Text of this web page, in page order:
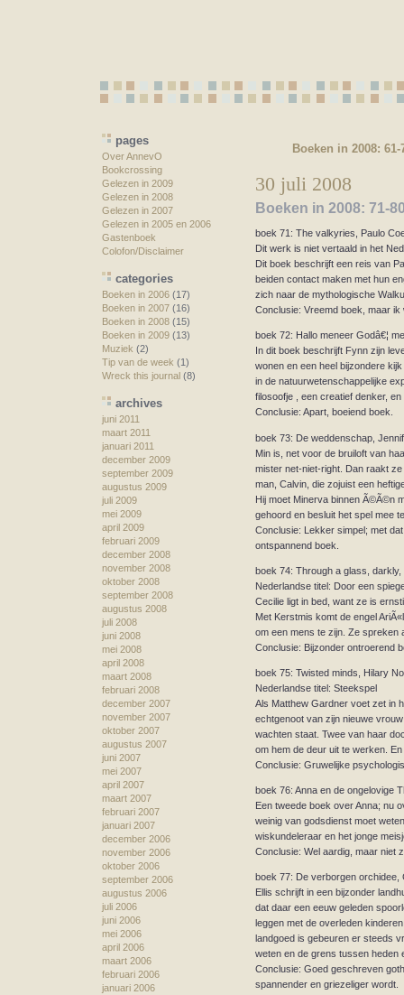
pages
Over AnnevO
Bookcrossing
Gelezen in 2009
Gelezen in 2008
Gelezen in 2007
Gelezen in 2005 en 2006
Gastenboek
Colofon/Disclaimer
categories
Boeken in 2006(17)
Boeken in 2007(16)
Boeken in 2008(15)
Boeken in 2009(13)
Muziek (2)
Tip van de week (1)
Wreck this journal (8)
archives
juni 2011
maart 2011
januari 2011
december 2009
september 2009
augustus 2009
juli 2009
mei 2009
april 2009
februari 2009
december 2008
november 2008
oktober 2008
september 2008
augustus 2008
juli 2008
juni 2008
mei 2008
april 2008
maart 2008
februari 2008
december 2007
november 2007
oktober 2007
augustus 2007
juni 2007
mei 2007
april 2007
maart 2007
februari 2007
januari 2007
december 2006
november 2006
oktober 2006
september 2006
augustus 2006
juli 2006
juni 2006
mei 2006
april 2006
maart 2006
februari 2006
januari 2006
Boeken in 2008: 61-
30 juli 2008
Boeken in 2008: 71-
boek 71: The valkyries, Paulo
Dit werk is niet vertaald in het
Dit boek beschrijft een reis van
beiden contact maken met hun
zich naar de mythologische
Conclusie: Vreemd boek, maar
boek 72: Hallo meneer Godâ€¦
In dit boek beschrijft Fynn zijn
wonen en een heel bijzondere
in de natuurwetenschappelijke
filosoofje , een creatief denker,
Conclusie: Apart, boeiend boek.
boek 73: De weddenschap,
Min is, net voor de bruiloft van
mister net-niet-right. Dan raakt
man, Calvin, die zojuist een
Hij moet Minerva binnen Ã©Ã©n
gehoord en besluit het spel mee
Conclusie: Lekker simpel; met
ontspannend boek.
boek 74: Through a glass,
Nederlandse titel: Door een
Cecilie ligt in bed, want ze is
Met Kerstmis komt de engel
om een mens te zijn. Ze spreken
Conclusie: Bijzonder ontroerend
boek 75: Twisted minds, Hilary
Nederlandse titel: Steekspel
Als Matthew Gardner voet zet in
echtgenoot van zijn nieuwe
wachten staat. Twee van haar
om hem de deur uit te werken.
Conclusie: Gruwelijke
boek 76: Anna en de ongelovige
Een tweede boek over Anna; nu
weinig van godsdienst moet
wiskundeleraar en het jonge
Conclusie: Wel aardig, maar niet
boek 77: De verborgen orchidee,
Ellis schrijft in een bijzonder
dat daar een eeuw geleden
leggen met de overleden
landgoed is gebeuren er steeds
weten en de grens tussen heden
Conclusie: Goed geschreven
spannender en griezeliger wordt.